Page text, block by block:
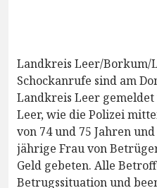
Landkreis Leer/Borkum/
Schockanrufe sind am
Landkreis Leer
Leer, wie die Polizei
von 74 und 75 Jahren
jährige Frau von
Geld gebeten. Alle
Betrugssituation und